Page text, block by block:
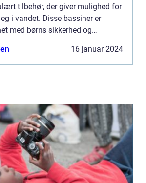
tilbehør, der giver mulighed for
i vandet. Disse bassiner er
med børns sikkerhed og
16 januar 2024